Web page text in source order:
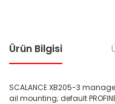
Ürün Bilgisi
SCALANCE XB205-3
ail mounting; default